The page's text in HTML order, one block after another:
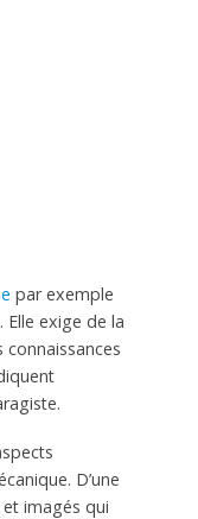
par exemple
Elle exige de la
D’une
imagés qui